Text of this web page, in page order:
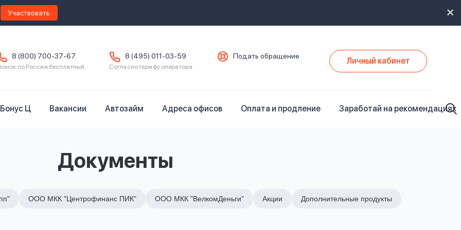
Участвовать
8 (800) 700-37-67
по России бесплатный
8 (495) 011-03-59
Согласно тарифу оператора
Подать обращение Личный кабинет
Бонус Ц Вакансии Автозайм Адреса офисов Оплата и продление Заработай на рекомендациях
Документы
ООО МКК "Центрофинанс ПИК" ООО МКК "ВелкомДеньги" Акции Дополнительные продукты